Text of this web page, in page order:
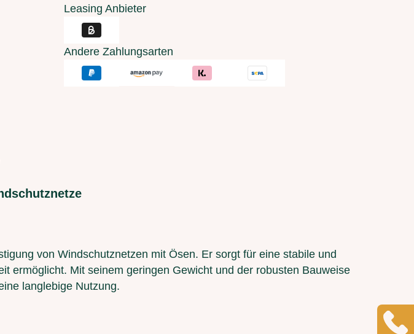
Leasing Anbieter
Andere Zahlungsarten
von Windschutznetzen mit Ösen. Er sorgt für eine stabile und
ermöglicht. Mit seinem geringen Gewicht und der robusten Bauweise
langlebige Nutzung.